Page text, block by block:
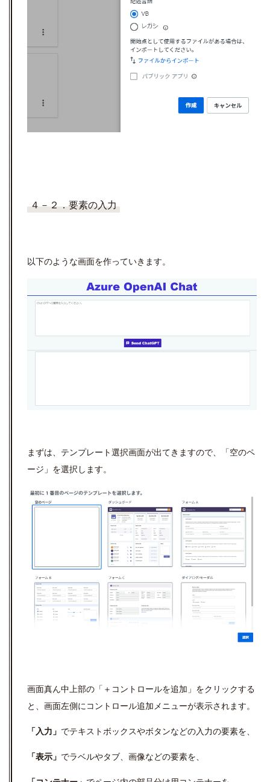
４－２．要素の入力
以下のような画面を作っていきます。
まずは、テンプレート選択画面が出てきますので、「空のペ
ージ」を選択します。
画面真ん中上部の「＋コントロールを追加」をクリックする
と、画面左側にコントロール追加メニューが表示されます。
「入力」 でテキストボックスやボタンなどの入力の要素を、
「表示」 でラベルやタブ、画像などの要素を、